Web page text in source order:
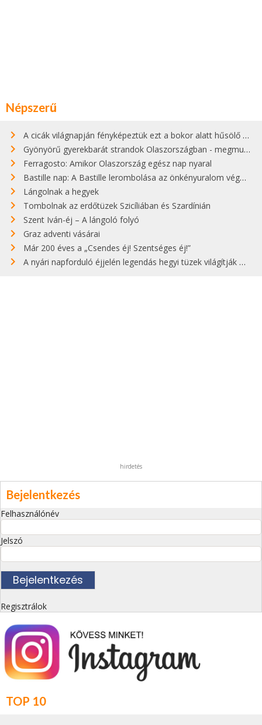
Népszerű
A cicák világnapján fényképeztük ezt a bokor alatt hűsölő cicát Kisorosziban
Gyönyörű gyerekbarát strandok Olaszországban - megmutatjuk a 15 legjobbat
Ferragosto: Amikor Olaszország egész nap nyaral
Bastille nap: A Bastille lerombolása az önkényuralom végét jelentette
Lángolnak a hegyek
Tombolnak az erdőtüzek Szicíliában és Szardínián
Szent Iván-éj – A lángoló folyó
Graz adventi vásárai
Már 200 éves a „Csendes éj! Szentséges éj!”
A nyári napforduló éjjelén legendás hegyi tüzek világítják meg Zugspitzét
hirdetés
Bejelentkezés
Felhasználónév
Jelszó
Regisztrálok
TOP 10